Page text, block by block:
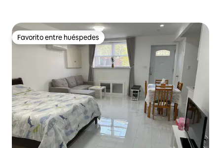
Favorito entre huéspedes
Favorito entre huéspedes